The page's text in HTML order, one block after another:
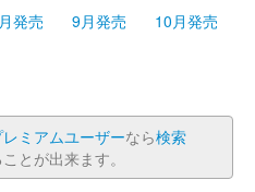
発売 9月発売 10月発売
レミアムユーザーなら検索
とが出来ます。